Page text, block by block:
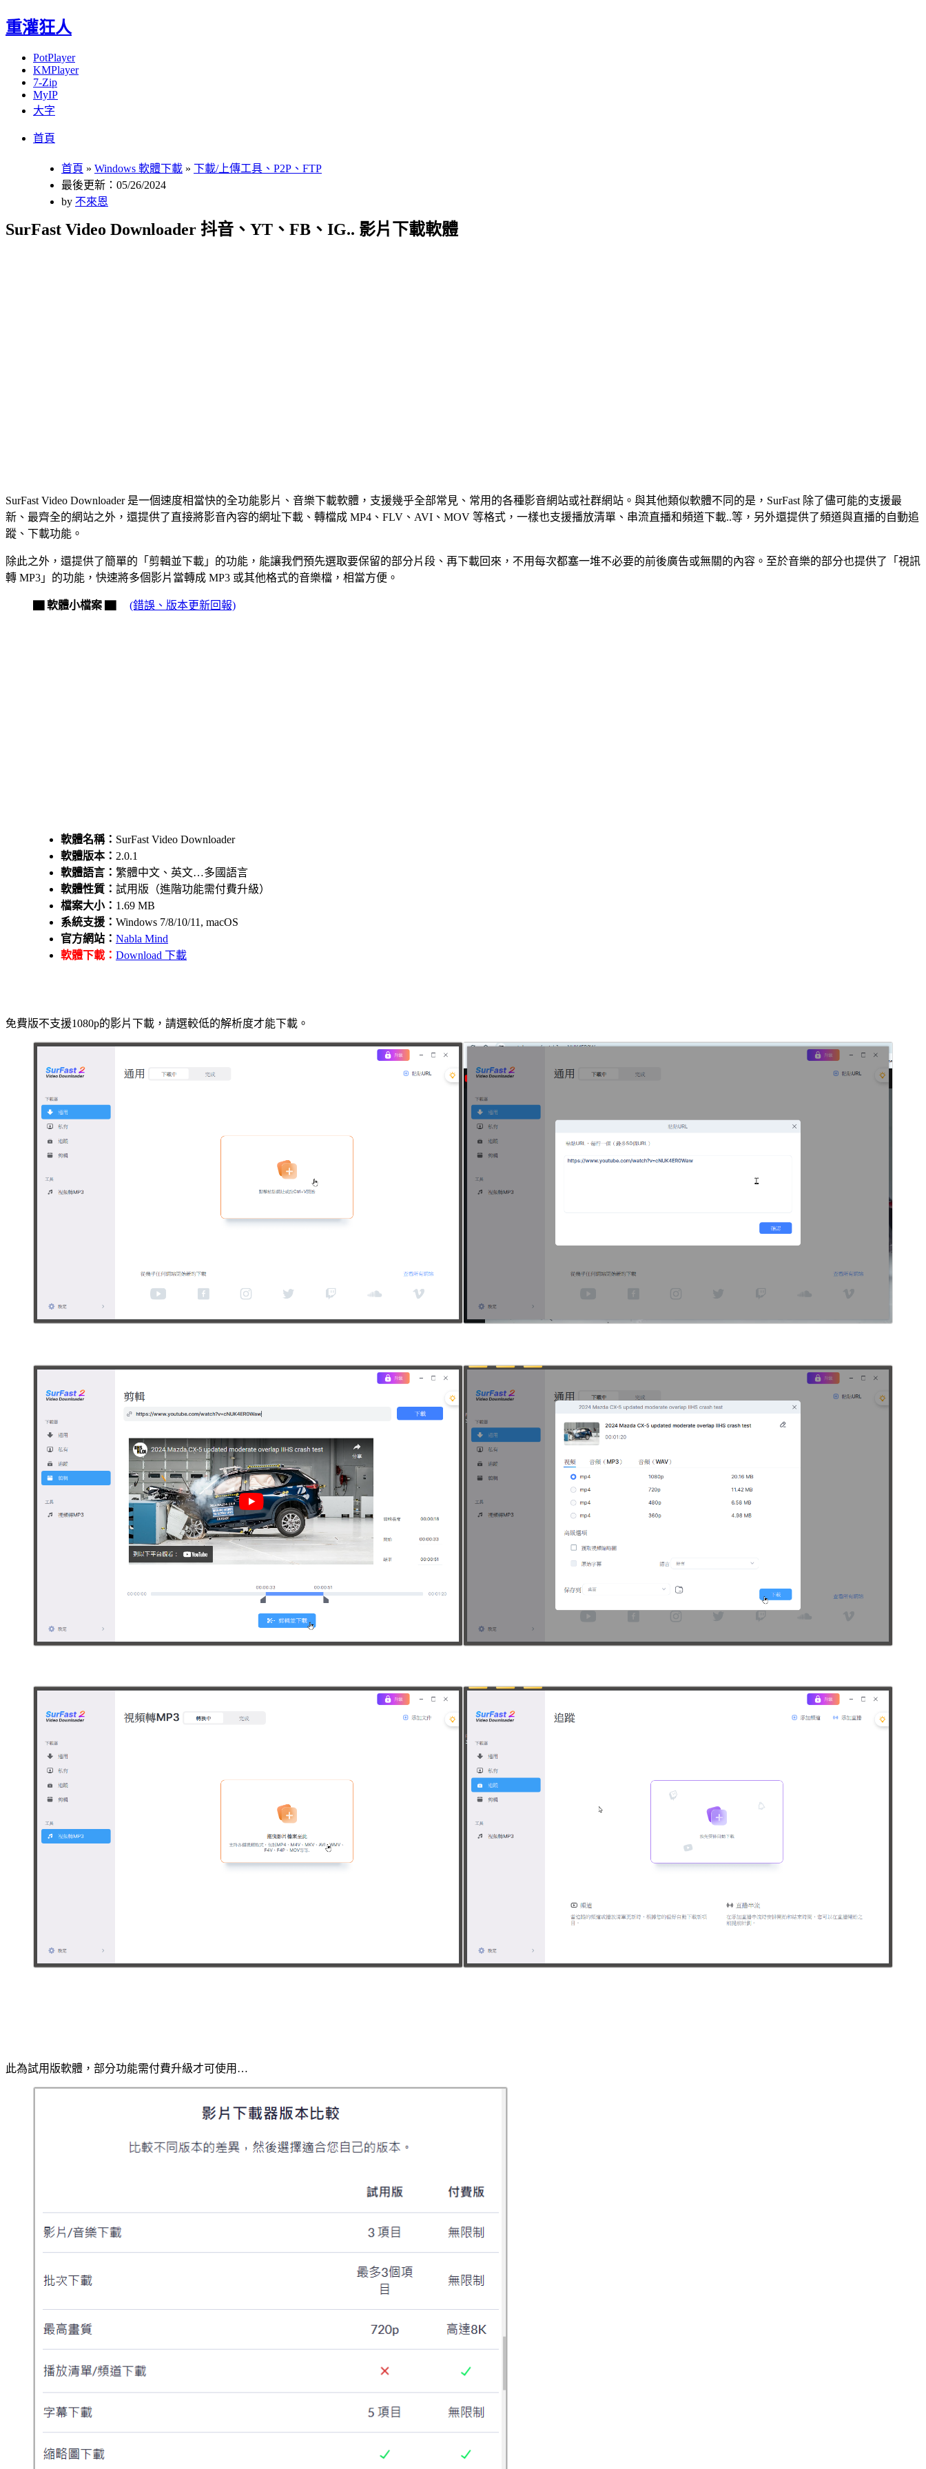
重灌狂人
PotPlayer
KMPlayer
7-Zip
MyIP
大字
首頁
首頁 » Windows 軟體下載 » 下載/上傳工具、P2P、FTP
最後更新：05/26/2024
by 不來恩
SurFast Video Downloader 抖音、YT、FB、IG.. 影片下載軟體
SurFast Video Downloader 是一個速度相當快的全功能影片、音樂下載軟體，支援幾乎全部常見、常用的各種影音網站或社群網站。與其他類似軟體不同的是，SurFast 除了儘可能的支援最
新、最齊全的網站之外，還提供了直接將影音內容的網址下載、轉檔成 MP4、FLV、AVI、MOV 等格式，一樣也支援播放清單、串流直播和頻道下載..等，另外還提供了頻道與直播的自動追
蹤、下載功能。
除此之外，還提供了簡單的「剪輯並下載」的功能，能讓我們預先選取要保留的部分片段、再下載回來，不用每次都塞一堆不必要的前後廣告或無關的內容。至於音樂的部分也提供了「視訊
轉 MP3」的功能，快速將多個影片當轉成 MP3 或其他格式的音樂檔，相當方便。
▇ 軟體小檔案 ▇ (錯誤、版本更新回報)
軟體名稱： SurFast Video Downloader
軟體版本： 2.0.1
軟體語言： 繁體中文、英文…多國語言
軟體性質： 試用版（進階功能需付費升級）
檔案大小： 1.69 MB
系統支援： Windows 7/8/10/11, macOS
官方網站： Nabla Mind
軟體下載： Download 下載
免費版不支援1080p的影片下載，請選較低的解析度才能下載。
此為試用版軟體，部分功能需付費升級才可使用…